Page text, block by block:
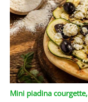
Mini piadina